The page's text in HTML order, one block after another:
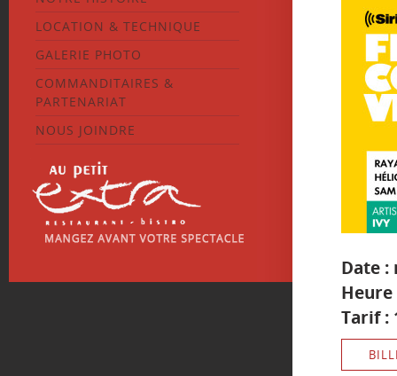
LOCATION & TECHNIQUE
GALERIE PHOTO
COMMANDITAIRES &
PARTENARIAT
NOUS JOINDRE
Date :
Heure
Tarif :